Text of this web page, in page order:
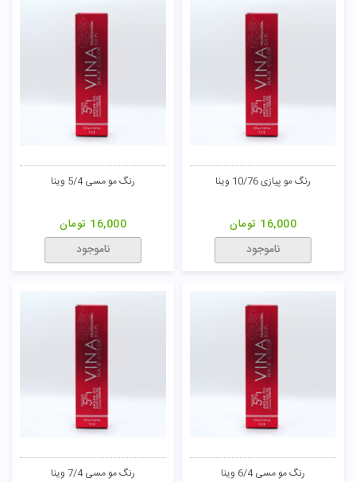
رنگ مو پیازی 10/76 وینا
16,000 تومان
ناموجود
رنگ مو مسی 5/4 وینا
16,000 تومان
ناموجود
رنگ مو مسی 6/4 وینا رنگ مو مسی 7/4 وینا